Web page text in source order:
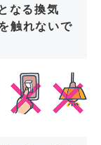
なる換気
触れないで